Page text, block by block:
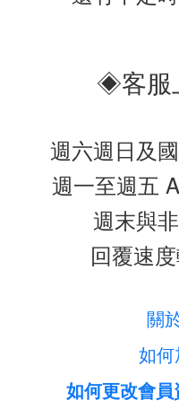
◈客服
週六週日及
週一至週五
週末與
回覆速
關
如何
如何更改會